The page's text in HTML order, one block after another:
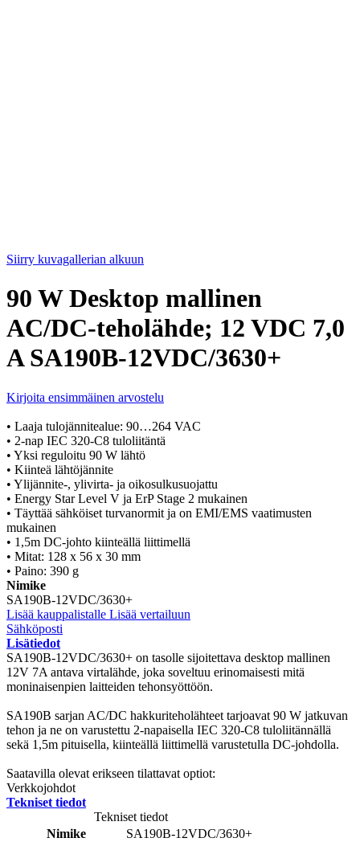
Siirry kuvagallerian alkuun
90 W Desktop mallinen
AC/DC-teholähde; 12 VDC 7,0
A SA190B-12VDC/3630+
Kirjoita ensimmäinen arvostelu
• Laaja tulojännitealue: 90…264 VAC
• 2-nap IEC 320-C8 tuloliitäntä
• Yksi reguloitu 90 W lähtö
• Kiinteä lähtöjännite
• Ylijännite-, ylivirta- ja oikosulkusuojattu
• Energy Star Level V ja ErP Stage 2 mukainen
• Täyttää sähköiset turvanormit ja on EMI/EMS vaatimusten
mukainen
• 1,5m DC-johto kiinteällä liittimellä
• Mitat: 128 x 56 x 30 mm
• Paino: 390 g
Nimike
SA190B-12VDC/3630+
Lisää kauppalistalle Lisää vertailuun
Sähköposti
Lisätiedot
SA190B-12VDC/3630+ on tasolle sijoitettava desktop mallinen
12V 7A antava virtalähde, joka soveltuu erinomaisesti mitä
moninaisenpien laitteiden tehonsyöttöön.
SA190B sarjan AC/DC hakkuriteholähteet tarjoavat 90 W jatkuvan
tehon ja ne on varustettu 2-napaisella IEC 320-C8 tuloliitännällä
sekä 1,5m pituisella, kiinteällä liittimellä varustetulla DC-johdolla.
Saatavilla olevat erikseen tilattavat optiot:
Verkkojohdot
Tekniset tiedot
Tekniset tiedot
Nimike
SA190B-12VDC/3630+